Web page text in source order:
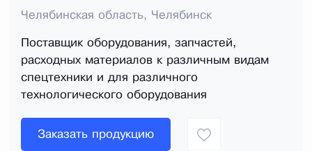
Челябинская область, Челябинск
Поставщик оборудования, запчастей,
расходных материалов к различным видам
спецтехники и для различного
технологического оборудования
Заказать продукцию